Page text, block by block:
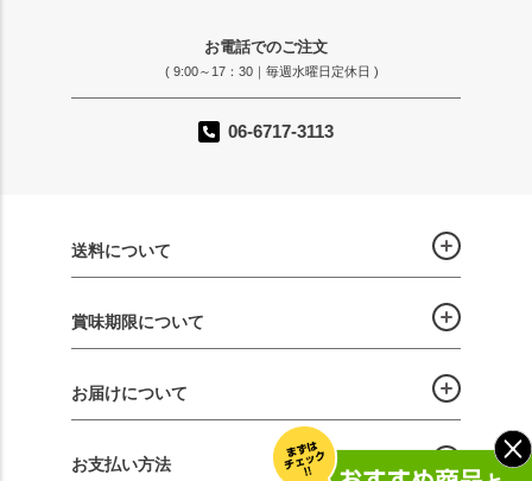
お電話でのご注文
( 9:00～17：30｜毎週水曜日定休日 )
06-6717-3113
送料について
賞味期限について
お届けについて
お支払い方法